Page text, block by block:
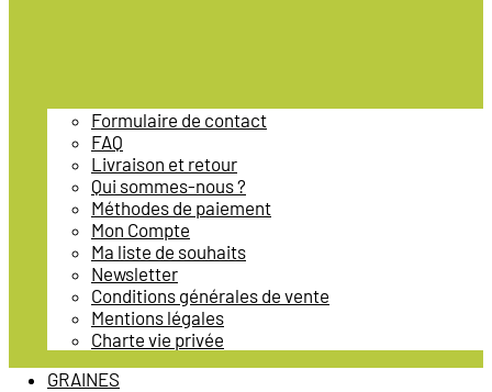
Formulaire de contact
FAQ
Livraison et retour
Qui sommes-nous ?
Méthodes de paiement
Mon Compte
Ma liste de souhaits
Newsletter
Conditions générales de vente
Mentions légales
Charte vie privée
GRAINES